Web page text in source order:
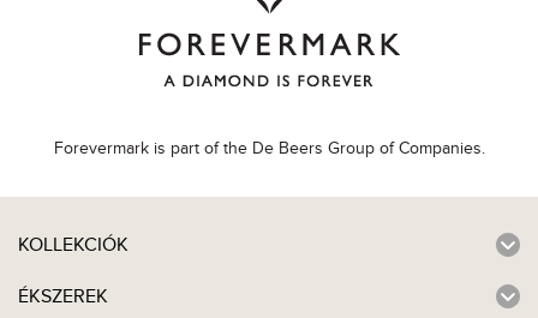
Forevermark is part of the De Beers Group of Companies.
KOLLEKCIÓK
ÉKSZEREK